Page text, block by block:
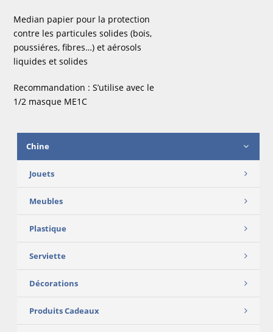
Median papier pour la protection
contre les particules solides (bois,
poussiéres, fibres…) et aérosols
liquides et solides
Recommandation : S’utilise avec le
1/2 masque ME1C
Chine
Jouets
Meubles
Plastique
Serviette
Décorations
Produits Cadeaux